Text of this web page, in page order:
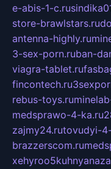
e-abis-1-c.ru
store-brawlstars.ru
antenna-highly.ru
3-sex-porn.ruban-
viagra-tablet.ru
fincontech.ru
rebus-toys.ru
medsprawo-4-ka.ru
zajmy24.rutovudyi-
brazzerscom.ru